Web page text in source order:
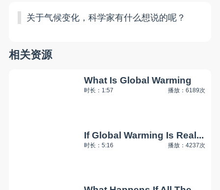
关于气候变化，科学家有什么想说的呢？
相关资源
What Is Global Warming
时长：1:57 播放：6189次
If Global Warming Is Real...
时长：5:16 播放：4237次